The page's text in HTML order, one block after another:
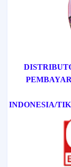
INDONESIA/